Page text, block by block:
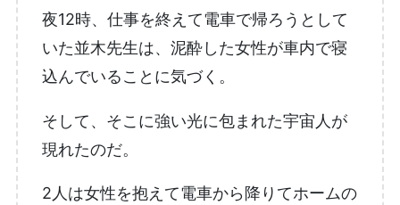
夜12時、仕事を終えて電車で帰ろうとして
いた並木先生は、泥酔した女性が車内で寝
込んでいることに気づく。
そして、そこに強い光に包まれた宇宙人が
現れたのだ。
2人は女性を抱えて電車から降りてホームの